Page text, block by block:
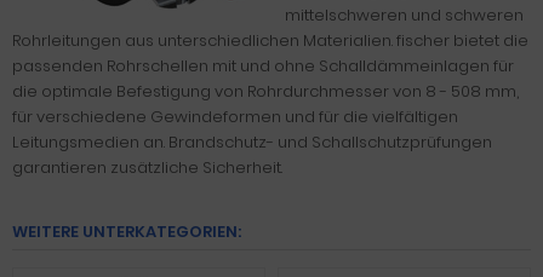
mittelschweren und schweren
Rohrleitungen aus unterschiedlichen Materialien. fischer bietet die
passenden Rohrschellen mit und ohne Schalldämmeinlagen für
die optimale Befestigung von Rohrdurchmesser von 8 - 508 mm,
für verschiedene Gewindeformen und für die vielfältigen
Leitungsmedien an. Brandschutz- und Schallschutzprüfungen
garantieren zusätzliche Sicherheit.
WEITERE UNTERKATEGORIEN: